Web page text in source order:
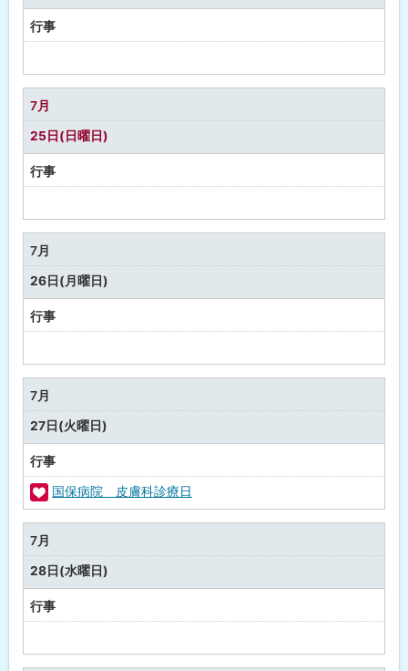
行事
定
な
し
7月
25日(日曜日)
行事
定
な
し
7月
26日(月曜日)
行事
定
な
し
7月
27日(火曜日)
行事
福
祉
・
健
康
国保病院 皮膚科診療日
7月
28日(水曜日)
行事
定